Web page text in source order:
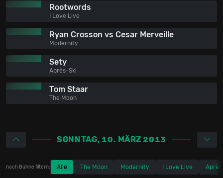
Rootwords
I Love Live
Ryan Crosson vs Cesar Merveille
Modernity
Sety
Après-Ski
Tom Staar
The Moon
SONNTAG, 10. MÄRZ 2013
nach Bühne filtern: Alle The Moon Modernity I Love Live